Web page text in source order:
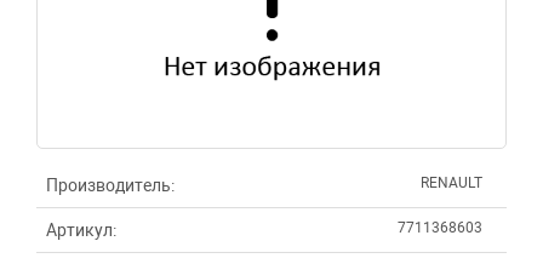
Производитель: RENAULT
Артикул: 7711368603